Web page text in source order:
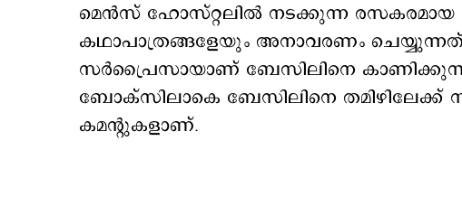
മെന്‍സ് ഹോസ്റ്റലില്‍ നടക്കുന്ന
കഥാപാത്രങ്ങളേയും അനാവരണം
സര്‍പ്രൈസായാണ് ബേസിലിനെ
ബോക്സിലാകെ ബേസിലിനെ
കമന്‍റുകളാണ്.